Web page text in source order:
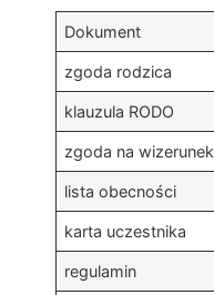
Dokument
zgoda rodzica
klauzula RODO
zgoda na wizerunek
lista obecności
karta uczestnika
regulamin